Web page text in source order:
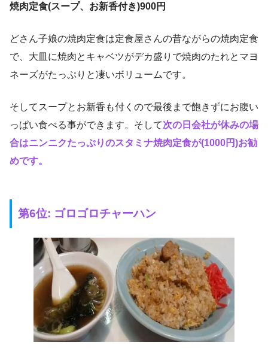
焼肉定食(スープ、お新香付き)900円
どさん子娘の焼肉定食は定食屋さんの昔ながらの焼肉定食
で、大皿に焼肉とキャベツがデカ盛りで焼肉のたれとマヨ
ネーズがたっぷりと凄いボリュームです。
そしてスープとお新香も付くので最後まで飽きずにお腹い
っぱい食べる事ができます。そして次の日会社が休みの場
合はニンニクたっぷりのスタミナ焼肉定食が(1000円)お勧
めです。
第6位: ゴロゴロチャーハン